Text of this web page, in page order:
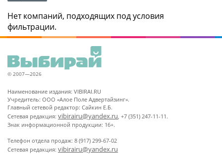
Нет компаний, подходящих под условия
фильтрации.
© 2007—2026
Наименование издания: VIBIRAI.RU
Учредитель: ООО «Алое Поле Адвертайзинг».
Главный сетевой редактор: Сайкин Е.Б.
Сетевая редакция: vibirairu@yandex.ru, +7 (351) 247-11-11.
Знак информационной продукции: 16+.
Телефон отдела продаж: 8 (917) 299-67-02
Сетевая редакция: vibirairu@yandex.ru